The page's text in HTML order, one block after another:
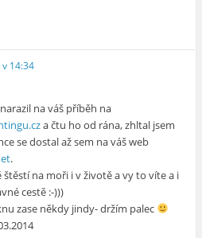
14:34
na váš příběh na
a čtu ho od rána, zhltal jsem
se dostal až sem na váš web
.
na moři i v životě a vy to víte a i
cestě :-)))
zase někdy jindy- držím palec